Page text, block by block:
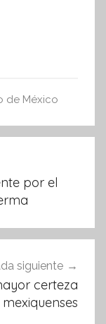
de México
por el
siguiente
certeza